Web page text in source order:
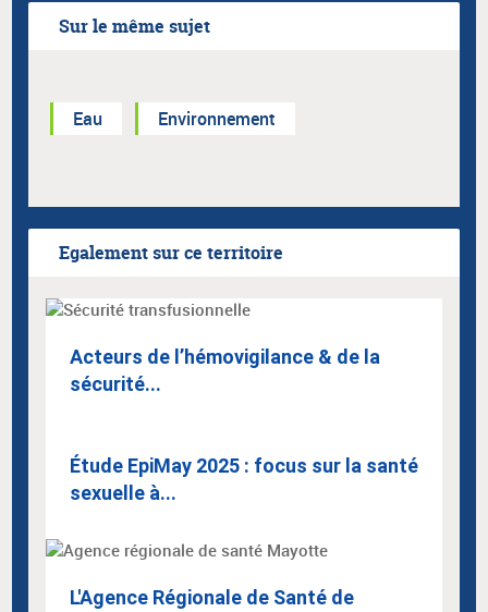
Sur le même sujet
Eau Environnement
Egalement sur ce territoire
Acteurs de l’hémovigilance & de la
sécurité...
Étude EpiMay 2025 : focus sur la santé
sexuelle à...
L'Agence Régionale de Santé de